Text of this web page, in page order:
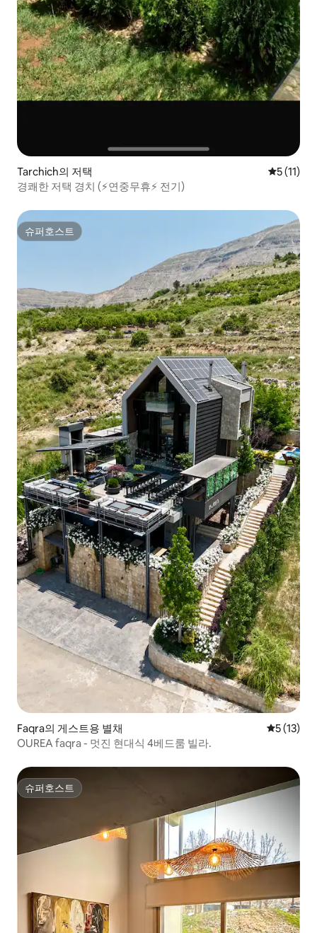
Tarchich의 저택 평점 5점
5 (11)
경쾌한 저택 경치 (⚡연중무휴⚡ 전기)
슈퍼호스트
슈퍼호스트
Faqra의 게스트용 별채 평점 5점
5 (13)
OUREA faqra - 멋진 현대식 4베드룸 빌라.
슈퍼호스트
슈퍼호스트